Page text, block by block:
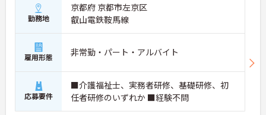
勤務地
京都府 京都市左京区
叡山電鉄鞍馬線
雇用形態 非常勤・パート・アルバイト
応募要件
■介護福祉士、実務者研修、基礎研修、初
任者研修のいずれか ■経験不問